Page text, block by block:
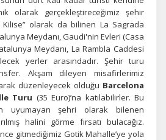
kullandığını anonim olarak
popüler olduğunu ve
yaşadığını anlamamıza
olarak gerçekleştireceğimiz şehir
Kilise” olarak da bilinen La Sagrada
Meydanı, Gaudi'nin Evleri (Casa
Meydanı, La Rambla Caddesi
yerler arasındadır. Şehir turu
Akşam dileyen misafirlerimiz
düzenleyecek olduğu Barcelona
Turu (35 Euro)’na katılabilirler. Bu
uyumayan şehri olarak bilenen
halini görme fırsatı bulacağız.
gitmediğimiz Gotik Mahalle’ye yola